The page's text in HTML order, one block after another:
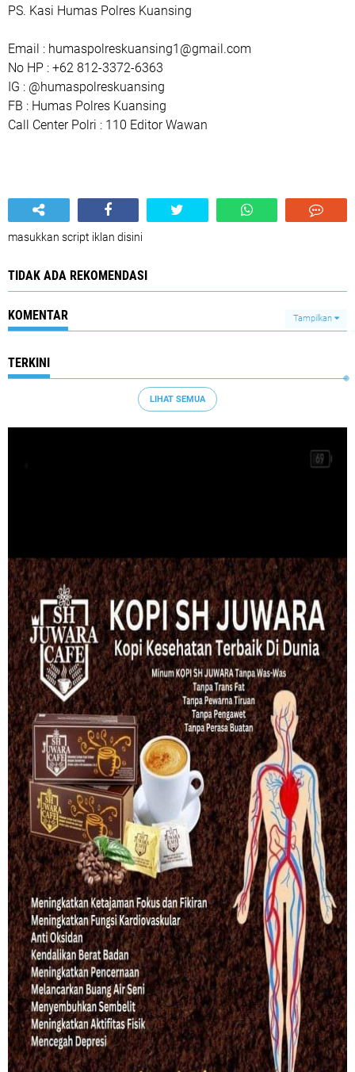
PS. Kasi Humas Polres Kuansing
Email : humaspolreskuansing1@gmail.com
No HP : +62 812-3372-6363
IG : @humaspolreskuansing
FB : Humas Polres Kuansing
Call Center Polri : 110 Editor Wawan
masukkan script iklan disini
TIDAK ADA REKOMENDASI
KOMENTAR Tampilkan
TERKINI
LIHAT SEMUA